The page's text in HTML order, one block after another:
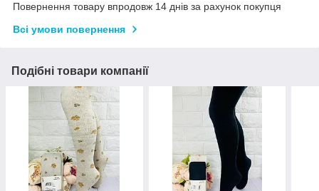
Повернення товару впродовж 14 днів за рахунок покупця
Всі умови повернення
Подібні товари компанії